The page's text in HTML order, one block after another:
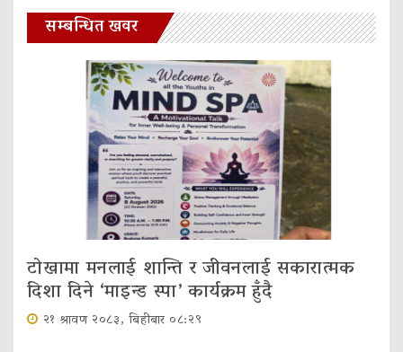
सम्बन्धित खवर
टोखामा मनलाई शान्ति र जीवनलाई सकारात्मक
दिशा दिने ‘माइन्ड स्पा’ कार्यक्रम हुँदै
२१ श्रावण २०८३, बिहीबार ०८:२९